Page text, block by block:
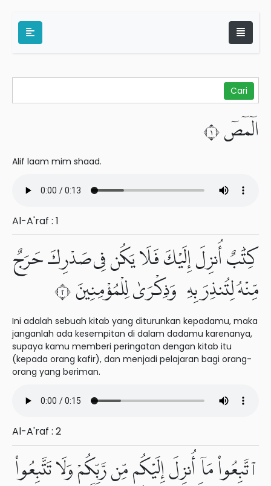
الٓمٓصٓ ١
Alif laam mim shaad.
Al-A'raf : 1
كِتَٰبٌ أُنزِلَ إِلَيْكَ فَلَا يَكُن فِى صَدْرِكَ حَرَجٌ
مِّنْهُ لِتُنذِرَ بِهِۦ وَذِكْرَىٰ لِلْمُؤْمِنِينَ ٢
Ini adalah sebuah kitab yang diturunkan kepadamu, maka
janganlah ada kesempitan di dalam dadamu karenanya,
supaya kamu memberi peringatan dengan kitab itu
(kepada orang kafir), dan menjadi pelajaran bagi orang-
orang yang beriman.
Al-A'raf : 2
ٱتَّبِعُوا۟ مَآ أُنزِلَ إِلَيْكُم مِّن رَّبِّكُمْ وَلَا تَتَّبِعُوا۟